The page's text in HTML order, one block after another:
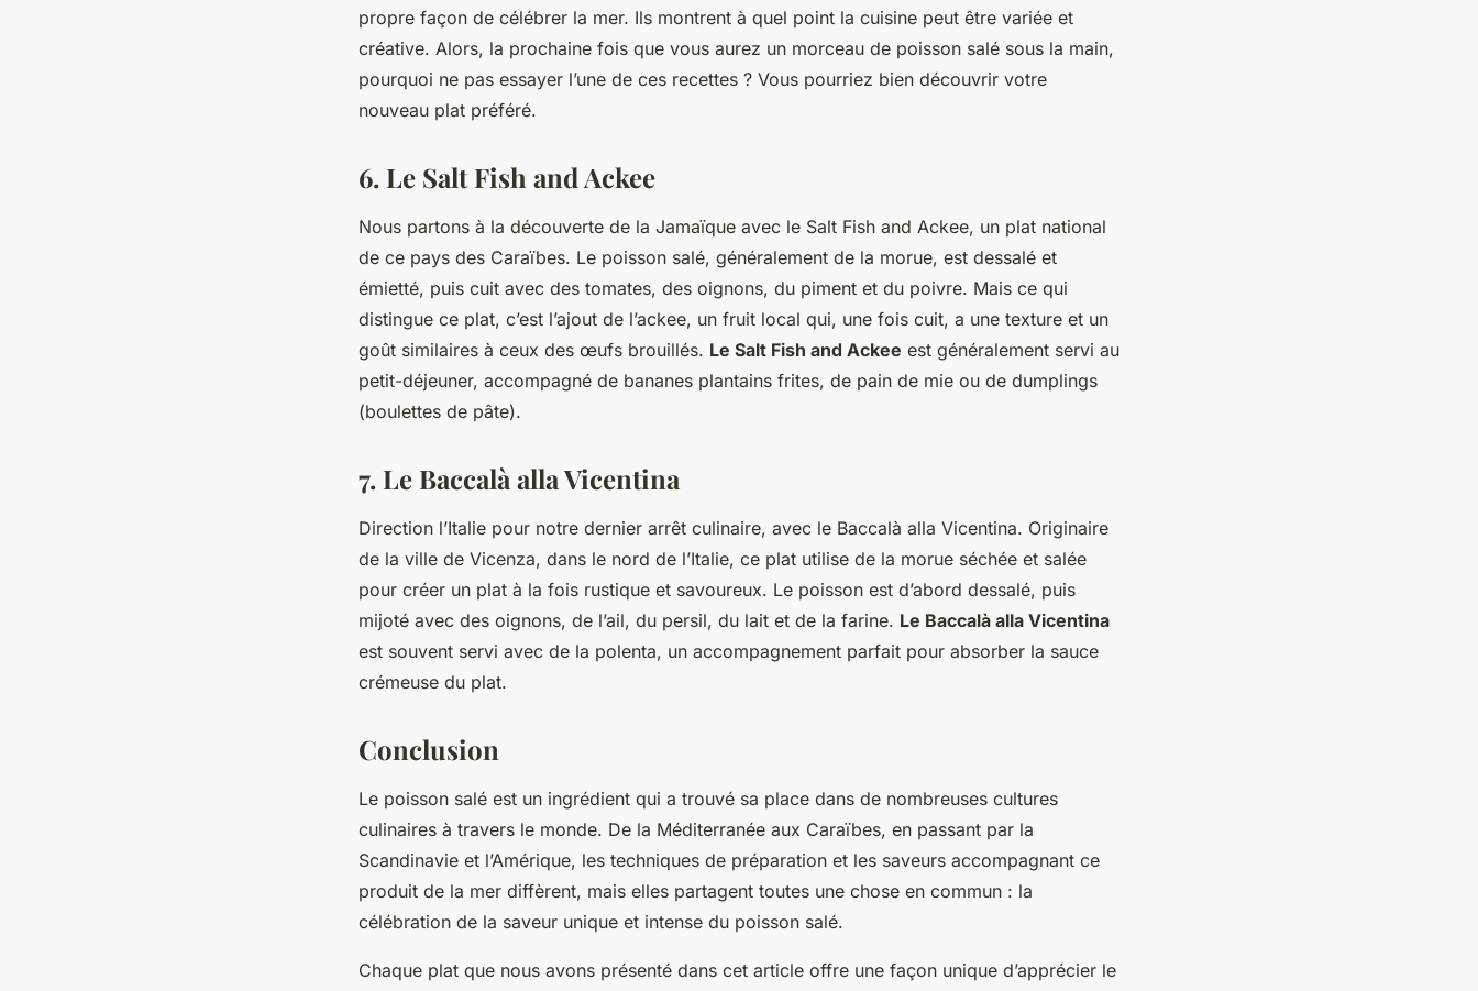
propre façon de célébrer la mer. Ils montrent à quel point la cuisine peut être variée et
créative. Alors, la prochaine fois que vous aurez un morceau de poisson salé sous la main,
pourquoi ne pas essayer l’une de ces recettes ? Vous pourriez bien découvrir votre
nouveau plat préféré.
6. Le Salt Fish and Ackee
Nous partons à la découverte de la Jamaïque avec le Salt Fish and Ackee, un plat national
de ce pays des Caraïbes. Le poisson salé, généralement de la morue, est dessalé et
émietté, puis cuit avec des tomates, des oignons, du piment et du poivre. Mais ce qui
distingue ce plat, c’est l’ajout de l’ackee, un fruit local qui, une fois cuit, a une texture et un
goût similaires à ceux des œufs brouillés. Le Salt Fish and Ackee est généralement servi au
petit-déjeuner, accompagné de bananes plantains frites, de pain de mie ou de dumplings
(boulettes de pâte).
7. Le Baccalà alla Vicentina
Direction l’Italie pour notre dernier arrêt culinaire, avec le Baccalà alla Vicentina. Originaire
de la ville de Vicenza, dans le nord de l’Italie, ce plat utilise de la morue séchée et salée
pour créer un plat à la fois rustique et savoureux. Le poisson est d’abord dessalé, puis
mijoté avec des oignons, de l’ail, du persil, du lait et de la farine. Le Baccalà alla Vicentina
est souvent servi avec de la polenta, un accompagnement parfait pour absorber la sauce
crémeuse du plat.
Conclusion
Le poisson salé est un ingrédient qui a trouvé sa place dans de nombreuses cultures
culinaires à travers le monde. De la Méditerranée aux Caraïbes, en passant par la
Scandinavie et l’Amérique, les techniques de préparation et les saveurs accompagnant ce
produit de la mer diffèrent, mais elles partagent toutes une chose en commun : la
célébration de la saveur unique et intense du poisson salé.
Chaque plat que nous avons présenté dans cet article offre une façon unique d’apprécier le